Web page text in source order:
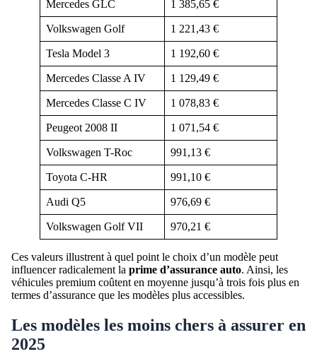
Mercedes GLC 1 385,65 €
Volkswagen Golf 1 221,43 €
Tesla Model 3 1 192,60 €
Mercedes Classe A IV 1 129,49 €
Mercedes Classe C IV 1 078,83 €
Peugeot 2008 II 1 071,54 €
Volkswagen T-Roc 991,13 €
Toyota C-HR 991,10 €
Audi Q5 976,69 €
Volkswagen Golf VII 970,21 €
Ces valeurs illustrent à quel point le choix d’un modèle peut
influencer radicalement la prime d’assurance auto. Ainsi, les
véhicules premium coûtent en moyenne jusqu’à trois fois plus en
termes d’assurance que les modèles plus accessibles.
Les modèles les moins chers à assurer en
2025